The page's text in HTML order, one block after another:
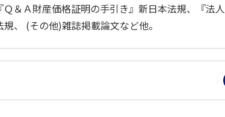
＆Ａ財産価格証明の手引き』新日本法規、『法人
、 (その他)雑誌掲載論文など他。